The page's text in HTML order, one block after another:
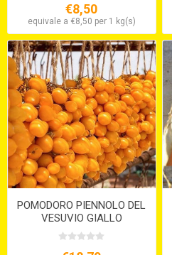
€8,50
equivale a €8,50 per 1 kg(s)
POMODORO PIENNOLO DEL
VESUVIO GIALLO